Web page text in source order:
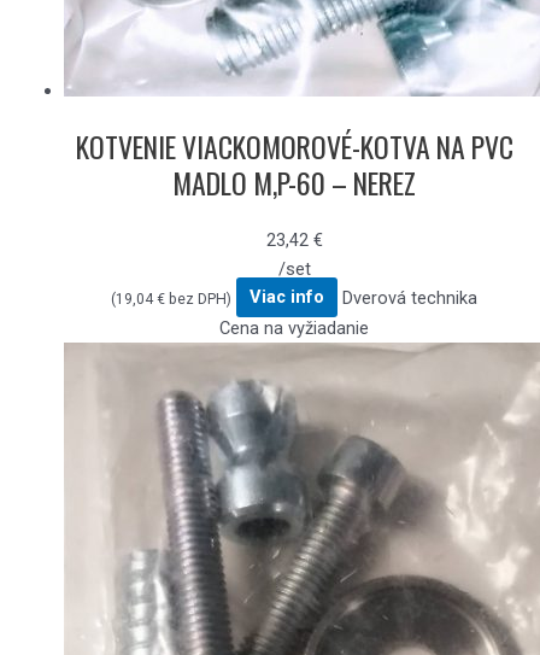
KOTVENIE VIACKOMOROVÉ-KOTVA NA PVC
MADLO M,P-60 – NEREZ
23,42 €
/set
(19,04€ bez DPH) Viac info
Dverová technika
Cena na vyžiadanie